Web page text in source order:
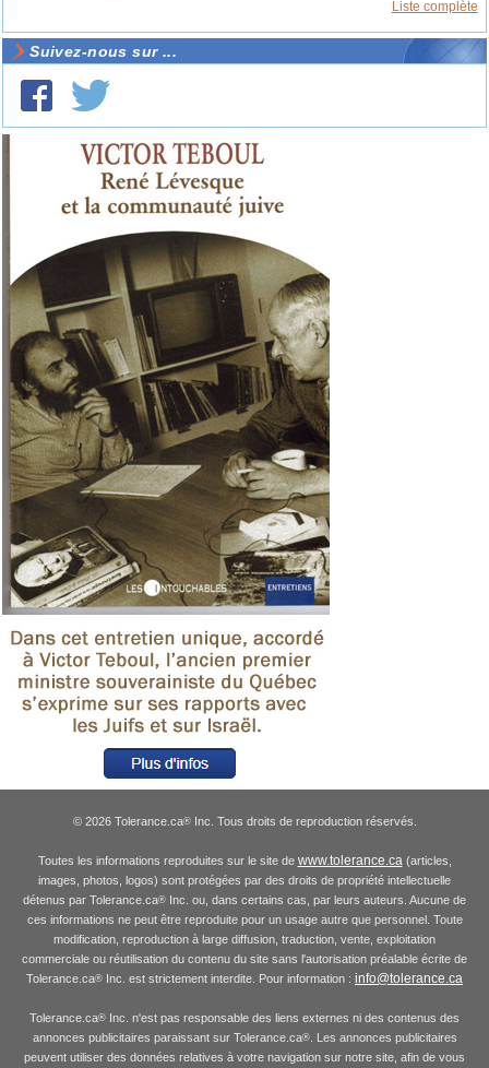
Liste complète
Suivez-nous sur ...
© 2026 Tolerance.ca®Inc. Tous droits de reproduction réservés.
Toutes les informations reproduites sur le site de www.tolerance.ca(articles,
images, photos, logos) sont protégées par des droits de propriété intellectuelle
détenus par Tolerance.ca® Inc. ou, dans certains cas, par leurs auteurs. Aucune de
ces informations ne peut être reproduite pour un usage autre que personnel. Toute
modification, reproduction à large diffusion, traduction, vente, exploitation
commerciale ou réutilisation du contenu du site sans l'autorisation préalable écrite de
Tolerance.ca® Inc. est strictement interdite. Pour information : info@tolerance.ca
Tolerance.ca® Inc. n'est pas responsable des liens externes ni des contenus des
annonces publicitaires paraissant sur Tolerance.ca®. Les annonces publicitaires
peuvent utiliser des données relatives à votre navigation sur notre site, afin de vous